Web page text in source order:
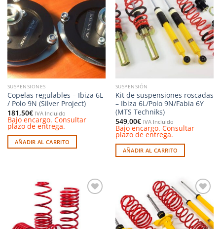
Añadir
a la
lista de
deseos
SUSPENSIONES
Copelas regulables – Ibiza 6L
/ Polo 9N (Silver Project)
181,50€ IVA Incluido
Bajo encargo. Consultar
plazo de entrega.
AÑADIR AL CARRITO
Añadir
a la
lista de
deseos
SUSPENSIÓN
Kit de suspensiones roscadas
– Ibiza 6L/Polo 9N/Fabia 6Y
(MTS Techniks)
549,00€ IVA Incluido
Bajo encargo. Consultar
plazo de entrega.
AÑADIR AL CARRITO
Añadir
a la
lista de
deseos